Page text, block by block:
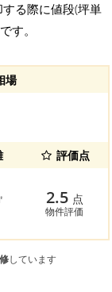
る際に値段(坪単
す。
場
評価点
2.5 点
物件評価
しています